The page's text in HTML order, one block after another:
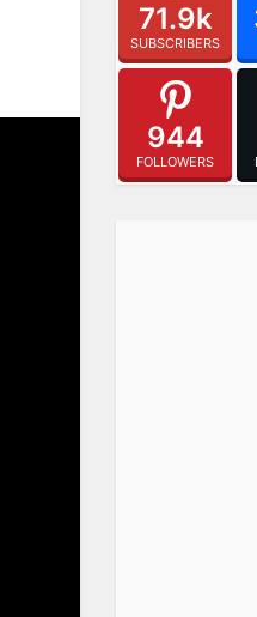
71.9k
SUBSCRIBERS
944
FOLLOWERS